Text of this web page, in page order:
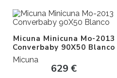
Micuna Minicuna Mo-2013
Converbaby 90X50 Blanco
Micuna
629€